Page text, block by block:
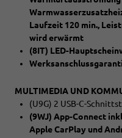
Laufzeit 120 min.,
wird erwärmt
(8IT) LED-
MULTIMEDIA UND
(U9G) 2 USB-C-
(9WJ) App-Connect
Apple CarPlay und